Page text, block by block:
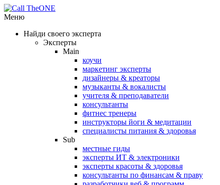
Меню
Найди своего эксперта
Эксперты
Main
коучи
маркетинг эксперты
дизайнеры & креаторы
музыканты & вокалисты
учителя & преподаватели
консультанты
фитнес тренеры
инструкторы йоги & медитации
специалисты питания & здоровья
Sub
местные гиды
эксперты ИТ & электроники
эксперты красоты & здоровья
консультанты по финансам & праву